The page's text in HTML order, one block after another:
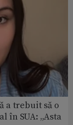
a trebuit să o
în SUA: „Asta